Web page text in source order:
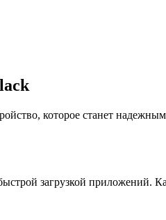
которое станет
загрузкой приложений.